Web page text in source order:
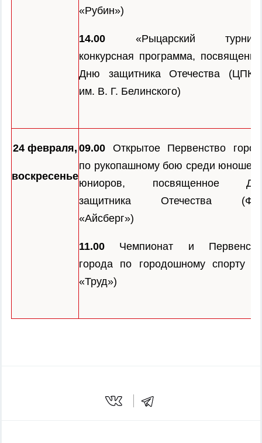
«Рубин»)
14.00 «Рыцарский
конкурсная программа,
Дню защитника Отечества
им. В. Г. Белинского)
24 февраля,
воскресенье
09.00 Открытое Первенство
по рукопашному бою среди юношей
юниоров, посвященное
защитника Отечества
«Айсберг»)
11.00 Чемпионат и
города по городошному спорту
«Труд»)